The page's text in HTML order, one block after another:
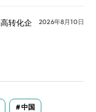
转化企
2026年8月10日
中国